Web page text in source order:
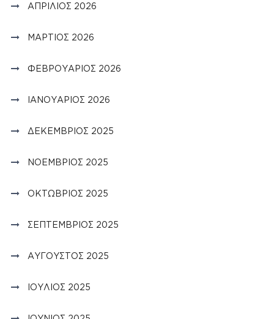
ΑΠΡΊΛΙΟΣ 2026
ΜΆΡΤΙΟΣ 2026
ΦΕΒΡΟΥΆΡΙΟΣ 2026
ΙΑΝΟΥΆΡΙΟΣ 2026
ΔΕΚΈΜΒΡΙΟΣ 2025
ΝΟΈΜΒΡΙΟΣ 2025
ΟΚΤΏΒΡΙΟΣ 2025
ΣΕΠΤΈΜΒΡΙΟΣ 2025
ΑΎΓΟΥΣΤΟΣ 2025
ΙΟΎΛΙΟΣ 2025